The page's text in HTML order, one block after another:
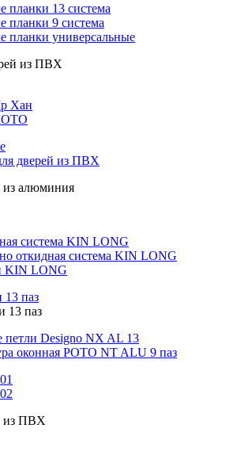
планки 13 система
планки 9 система
планки универсальные
из ПВХ
Хан
дверей из ПВХ
из алюминия
система KIN LONG
откидная система KIN LONG
KIN LONG
паз
13 паз
Designo NX AL 13
оконная РОТО NT ALU 9 паз
из ПВХ